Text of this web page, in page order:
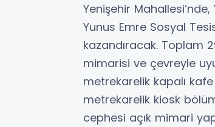
Yenişehir
Yunus Emre Sosyal
kazandıracak. Toplam
mimarisi ve çevreyle
metrekarelik kapalı kafe
metrekarelik kiosk
cephesi açık mimari